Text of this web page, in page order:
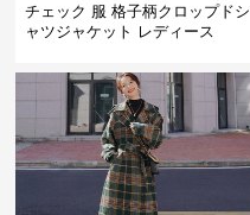
チェック 服 格子柄クロップドシ
ャツジャケット レディース